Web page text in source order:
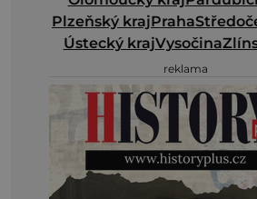
Plzeňský krajPraha
Ústecký krajVysočina
reklama